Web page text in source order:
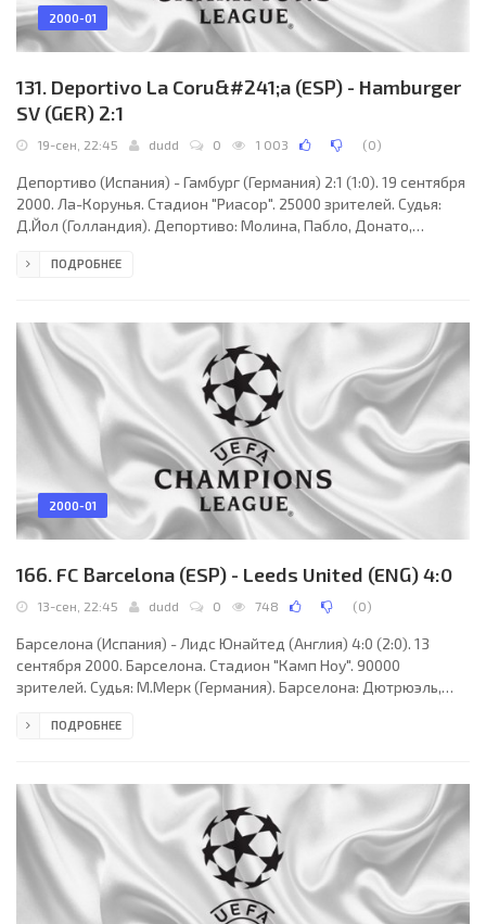
2000-01
131. Deportivo La Coru&#241;a (ESP) - Hamburger
SV (GER) 2:1
19-сен, 22:45 dudd 0 1 003 (0)
Депортиво (Испания) - Гамбург (Германия) 2:1 (1:0). 19 сентября
2000. Ла-Корунья. Стадион "Риасор". 25000 зрителей. Судья:
Д.Йол (Голландия). Депортиво: Молина, Пабло, Донато,
Пандиани, В.Санчес (Скалони, 81), Тристан (Флорес, 64).
Махдавикия, Йебоа (Кардосо, 45). Голы: Пандиани (43),
Скалони (89) - Барбарез (53). Предупреждены:
ПОДРОБНЕЕ
2000-01
166. FC Barcelona (ESP) - Leeds United (ENG) 4:0
13-сен, 22:45 dudd 0 748 (0)
Барселона (Испания) - Лидс Юнайтед (Англия) 4:0 (2:0). 13
сентября 2000. Барселона. Стадион "Камп Ноу". 90000
зрителей. Судья: М.Мерк (Германия). Барселона: Дютрюэль,
Дани (Де ла Пенья, 65), Клюйверт, Ривалдо (Альфонсо, 73),
Бойер. Голы: Ривалдо (8), Ф. Де Бур (20), Клюйверт (74, 84).
Предупреждены: Клюйверт - Миллз,
ПОДРОБНЕЕ